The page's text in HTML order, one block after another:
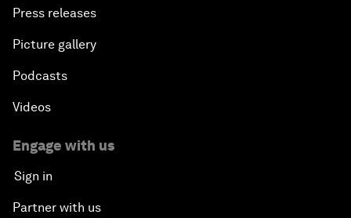
Press releases
Picture gallery
Podcasts
Videos
Engage with us
Sign in
Partner with us